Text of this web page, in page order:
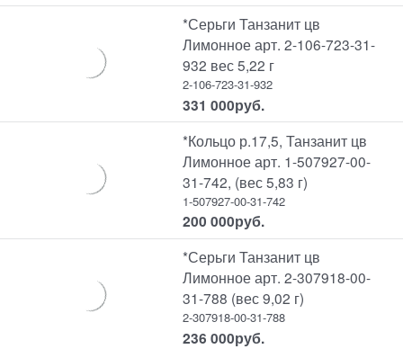
*Серьги Танзанит цв
Лимонное арт. 2-106-723-31-
932 вес 5,22 г
2-106-723-31-932
331 000руб.
*Кольцо р.17,5, Танзанит цв
Лимонное арт. 1-507927-00-
31-742, (вес 5,83 г)
1-507927-00-31-742
200 000руб.
*Серьги Танзанит цв
Лимонное арт. 2-307918-00-
31-788 (вес 9,02 г)
2-307918-00-31-788
236 000руб.